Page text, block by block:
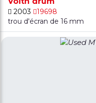
2003
19698
trou d'écran de 16 mm